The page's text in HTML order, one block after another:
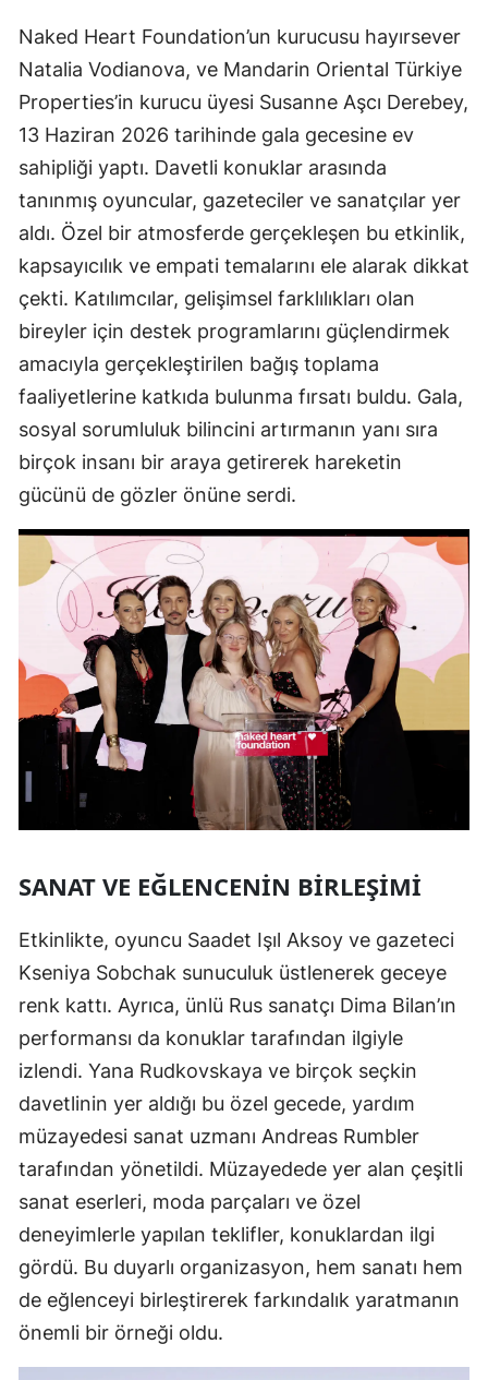
Naked Heart Foundation’un kurucusu hayırsever
Natalia Vodianova, ve Mandarin Oriental Türkiye
Properties’in kurucu üyesi Susanne Aşcı Derebey,
13 Haziran 2026 tarihinde gala gecesine ev
sahipliği yaptı. Davetli konuklar arasında
tanınmış oyuncular, gazeteciler ve sanatçılar yer
aldı. Özel bir atmosferde gerçekleşen bu etkinlik,
kapsayıcılık ve empati temalarını ele alarak dikkat
çekti. Katılımcılar, gelişimsel farklılıkları olan
bireyler için destek programlarını güçlendirmek
amacıyla gerçekleştirilen bağış toplama
faaliyetlerine katkıda bulunma fırsatı buldu. Gala,
sosyal sorumluluk bilincini artırmanın yanı sıra
birçok insanı bir araya getirerek hareketin
gücünü de gözler önüne serdi.
SANAT VE EĞLENCENIN BIRLEŞIMI
Etkinlikte, oyuncu Saadet Işıl Aksoy ve gazeteci
Kseniya Sobchak sunuculuk üstlenerek geceye
renk kattı. Ayrıca, ünlü Rus sanatçı Dima Bilan’ın
performansı da konuklar tarafından ilgiyle
izlendi. Yana Rudkovskaya ve birçok seçkin
davetlinin yer aldığı bu özel gecede, yardım
müzayedesi sanat uzmanı Andreas Rumbler
tarafından yönetildi. Müzayedede yer alan çeşitli
sanat eserleri, moda parçaları ve özel
deneyimlerle yapılan teklifler, konuklardan ilgi
gördü. Bu duyarlı organizasyon, hem sanatı hem
de eğlenceyi birleştirerek farkındalık yaratmanın
önemli bir örneği oldu.